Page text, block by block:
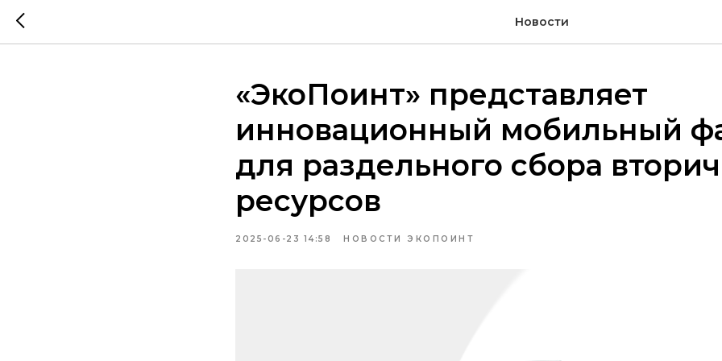
Новости
«ЭкоПоинт» представляет
инновационный мобильный
для раздельного сбора
ресурсов
2025-06-23 14:58 НОВОСТИ ЭКОПОИНТ